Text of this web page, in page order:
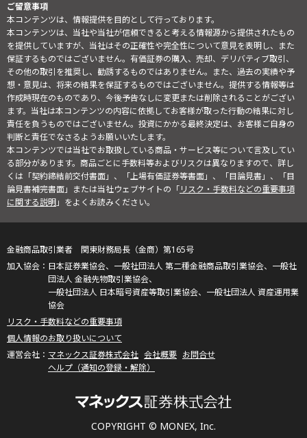
ご留意事項
本コンテンツは、情報提供を目的として行っております。
本コンテンツは、当社や当社が信頼できると考える情報源から提供されたもの
を提供していますが、当社はその正確性や完全性について意見を表明し、また
保証するものではございません。有価証券の購入、売却、デリバティブ取引、
その他の取引を推奨し、勧誘するものではありません。また、過去の実績や予
想・意見は、将来の結果を保証するものではございません。提供する情報等は
作成時現在のものであり、今後予告なしに変更または削除されることがござい
ます。当社は本コンテンツの内容に依拠してお客様が取った行動の結果に対し
責任を負うものではございません。投資にかかる最終決定は、お客様ご自身の
判断と責任でなさるようお願いいたします。
本コンテンツでは当社でお取扱している商品・サービス等について言及してい
る部分があります。商品ごとに手数料等およびリスクは異なりますので、詳し
くは「契約締結前交付書面」、「上場有価証券等書面」、「目論見書」、「目
論見書補完書面」または当社ウェブサイトの「リスク・手数料などの重要事項
に関する説明」をよくお読みください。
COPYRIGHT © MONEX, Inc.
金融商品取引業者 関東財務局長（金商）第165号
日本証券業協会、一般社団法人 第二種金融商品取引業協会、一般社
団法人 金融先物取引業協会、
一般社団法人 日本暗号資産等取引業協会、一般社団法人 資産運用業
協会
リスク・手数料などの重要事項
個人情報のお取り扱いについて
マネックス証券株式会社 会社概要 お問合せ
ヘルプ（通知の登録・解除）